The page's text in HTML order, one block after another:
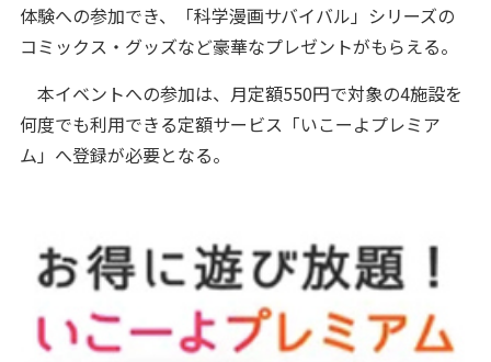
体験への参加でき、「科学漫画サバイバル」シリーズの
コミックス・グッズなど豪華なプレゼントがもらえる。
本イベントへの参加は、月定額550円で対象の4施設を
何度でも利用できる定額サービス「いこーよプレミア
ム」へ登録が必要となる。